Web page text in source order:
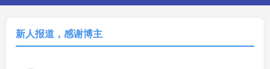
新人报道，感谢博主